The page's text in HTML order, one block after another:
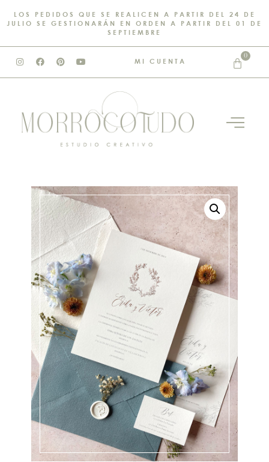
LOS PEDIDOS QUE SE REALICEN A PARTIR DEL 24 DE
JULIO SE GESTIONARÁN EN ORDEN A PARTIR DEL 01 DE
SEPTIEMBRE
MI CUENTA
0